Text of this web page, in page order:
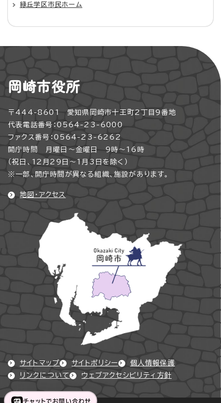
緑丘学区市民ホーム
岡崎市役所
〒444-8601 愛知県岡崎市十王町2丁目9番地
代表電話番号：0564-23-6000
ファクス番号：0564-23-6262
開庁時間 月曜日～金曜日 9時～16時
（祝日、12月29日～1月3日を除く）
※一部、開庁時間が異なる組織、施設があります。
地図・アクセス
サイトマップ サイトポリシー
個人情報保護
リンクについて
ウェブアクセシビリティ方針
チャットでお問い合わせ